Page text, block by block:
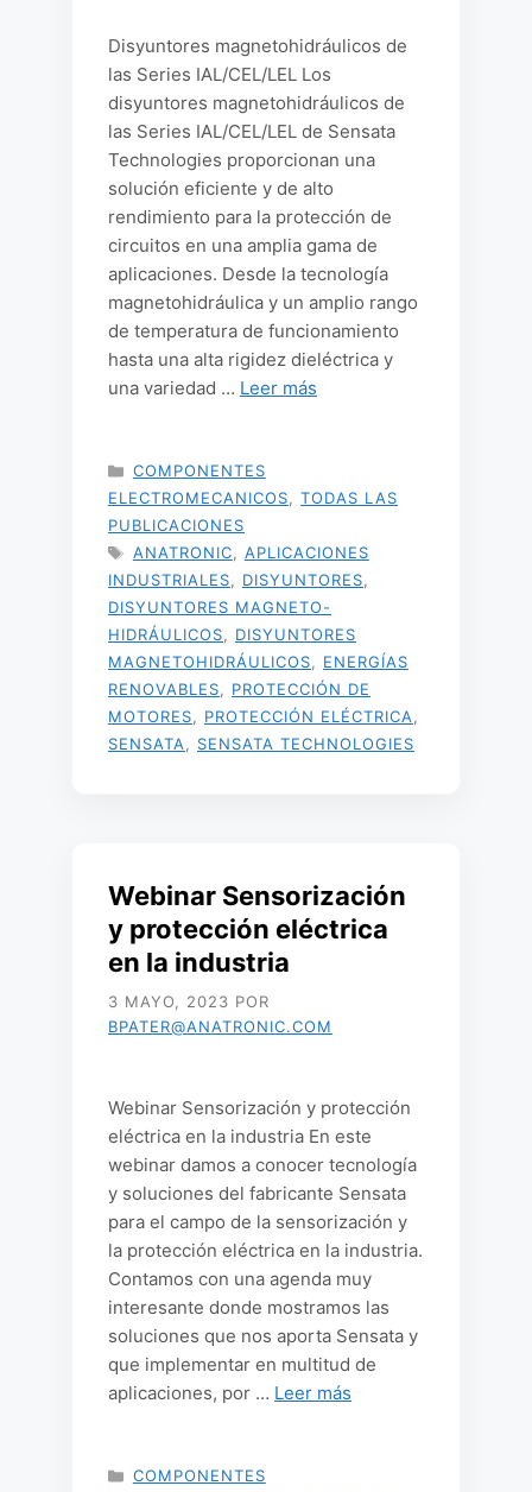
Disyuntores magnetohidráulicos de
las Series IAL/CEL/LEL Los
disyuntores magnetohidráulicos de
las Series IAL/CEL/LEL de Sensata
Technologies proporcionan una
solución eficiente y de alto
rendimiento para la protección de
circuitos en una amplia gama de
aplicaciones. Desde la tecnología
magnetohidráulica y un amplio rango
de temperatura de funcionamiento
hasta una alta rigidez dieléctrica y
una variedad … Leer más
CATEGORÍAS
COMPONENTES
ELECTROMECANICOS
TODAS LAS
PUBLICACIONES
ETIQUETAS
ANATRONIC
APLICACIONES
INDUSTRIALES
DISYUNTORES
DISYUNTORES MAGNETO-
HIDRÁULICOS
DISYUNTORES
MAGNETOHIDRÁULICOS
ENERGÍAS
RENOVABLES
PROTECCIÓN DE
MOTORES
PROTECCIÓN ELÉCTRICA
SENSATA
SENSATA TECHNOLOGIES
Webinar Sensorización
y protección eléctrica
en la industria
3 MAYO, 2023 POR
BPATER@ANATRONIC.COM
Webinar Sensorización y protección
eléctrica en la industria En este
webinar damos a conocer tecnología
y soluciones del fabricante Sensata
para el campo de la sensorización y
la protección eléctrica en la industria.
Contamos con una agenda muy
interesante donde mostramos las
soluciones que nos aporta Sensata y
que implementar en multitud de
aplicaciones, por … Leer más
CATEGORÍAS
COMPONENTES